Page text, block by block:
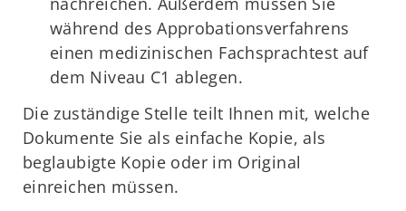
während des Approbationsverfahrens
einen medizinischen Fachsprachtest auf
dem Niveau C1 ablegen.
Die zuständige Stelle teilt Ihnen mit, welche
Dokumente Sie als einfache Kopie, als
beglaubigte Kopie oder im Original
einreichen müssen.